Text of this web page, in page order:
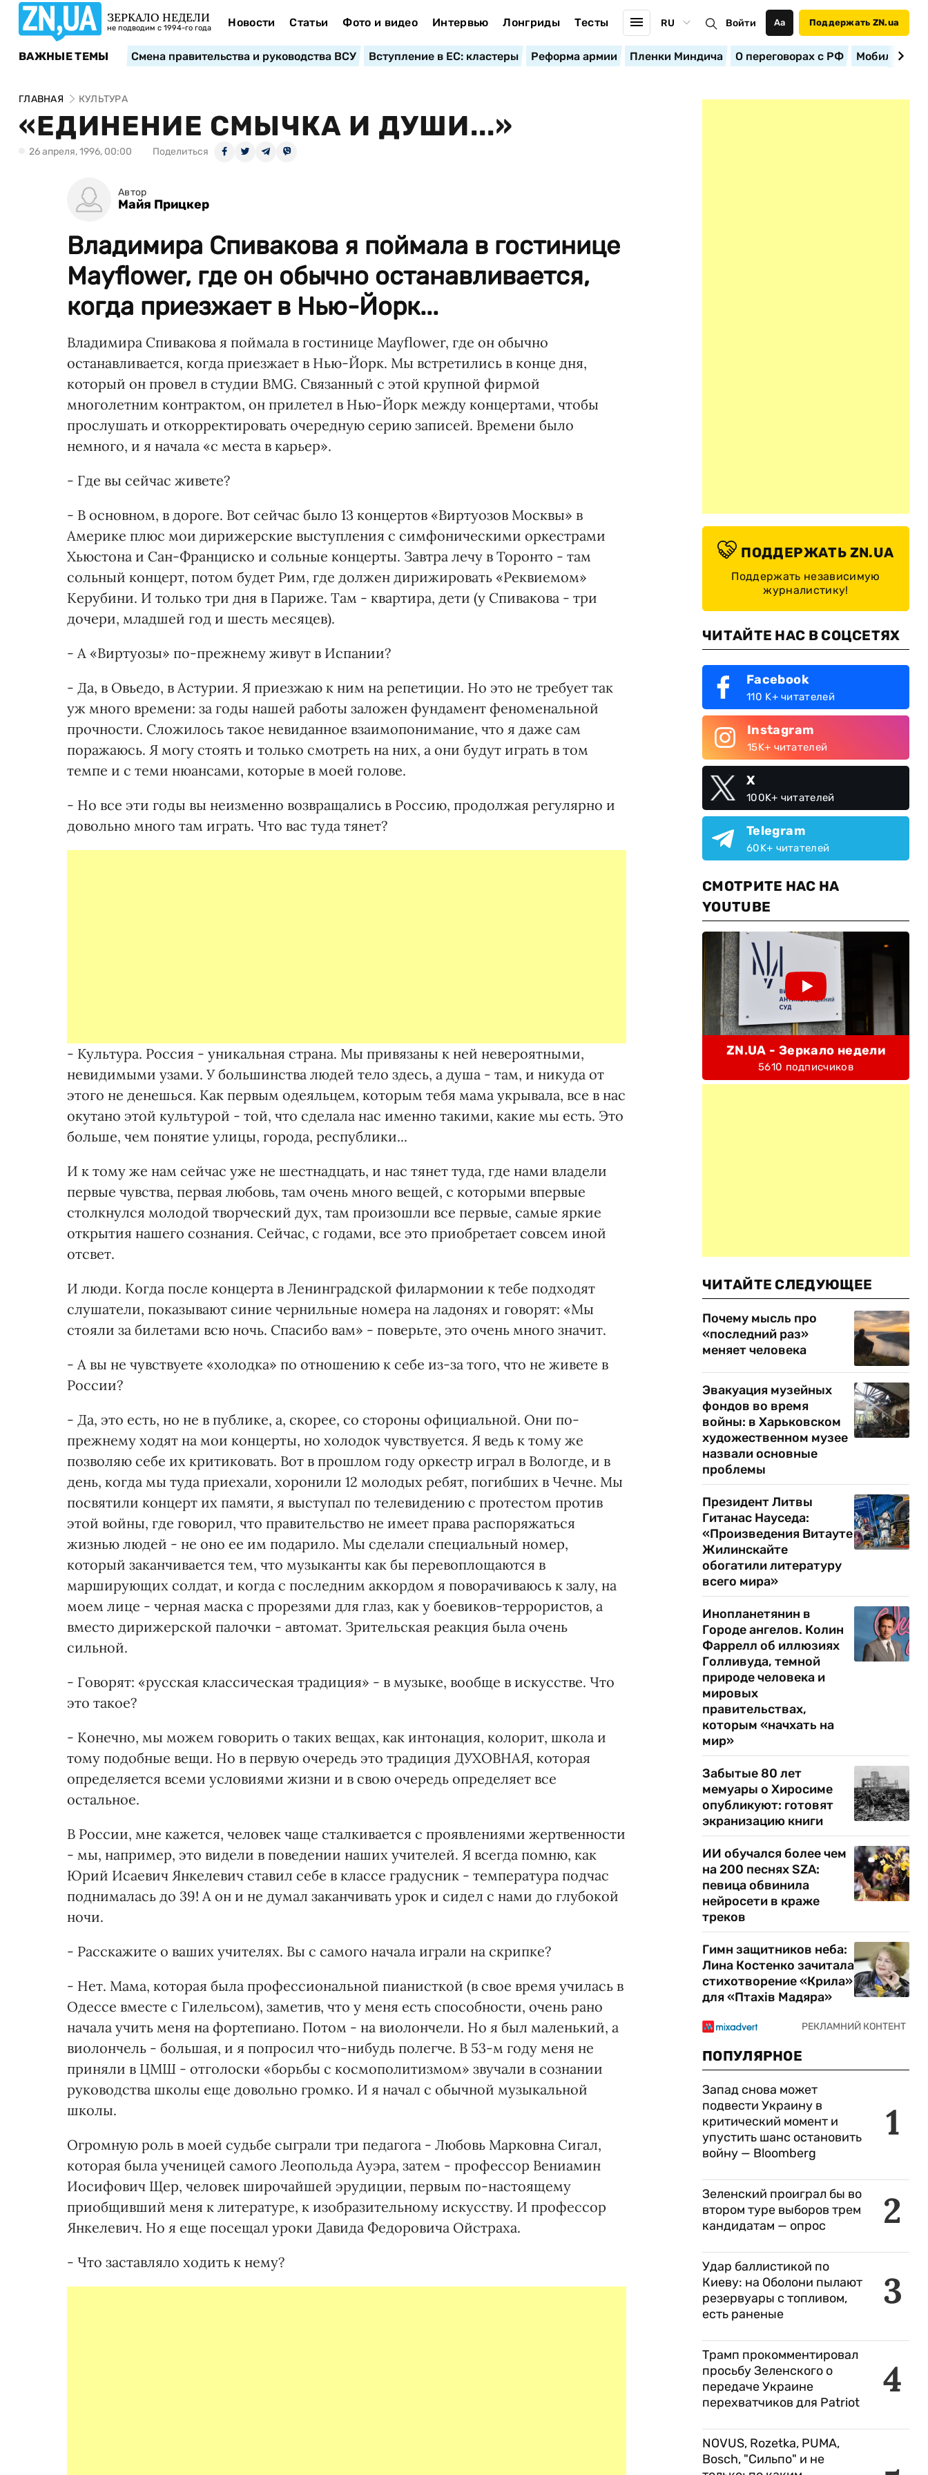
ЗЕРКАЛО НЕДЕЛИ
не подводим с 1994-го года Новости Статьи Фото и видео Интервью Лонгриды Тесты RU Войти Аа Поддержать ZN.ua
ВАЖНЫЕ ТЕМЫ Смена правительства и руководства ВСУ Вступление в ЕС: кластеры Реформа армии Пленки Миндича О переговорах с РФ
ГЛАВНАЯ КУЛЬТУРА
«ЕДИНЕНИЕ СМЫЧКА И ДУШИ...»
26 апреля, 1996, 00:00 Поделиться
Автор
Майя Прицкер
Владимира Спивакова я поймала в гостинице
Mayflower, где он обычно останавливается,
когда приезжает в Нью-Йорк...
Владимира Спивакова я поймала в гостинице Mayflower, где он обычно
останавливается, когда приезжает в Нью-Йорк. Мы встретились в конце дня,
который он провел в студии BMG. Связанный с этой крупной фирмой
многолетним контрактом, он прилетел в Нью-Йорк между концертами, чтобы
прослушать и откорректировать очередную серию записей. Времени было
немного, и я начала «с места в карьер».
- Где вы сейчас живете?
- В основном, в дороге. Вот сейчас было 13 концертов «Виртуозов Москвы» в
Америке плюс мои дирижерские выступления с симфоническими оркестрами
Хьюстона и Сан-Франциско и сольные концерты. Завтра лечу в Торонто - там
сольный концерт, потом будет Рим, где должен дирижировать «Реквиемом»
Керубини. И только три дня в Париже. Там - квартира, дети (у Спивакова - три
дочери, младшей год и шесть месяцев).
- А «Виртуозы» по-прежнему живут в Испании?
- Да, в Овьедо, в Астурии. Я приезжаю к ним на репетиции. Но это не требует так
уж много времени: за годы нашей работы заложен фундамент феноменальной
прочности. Сложилось такое невиданное взаимопонимание, что я даже сам
поражаюсь. Я могу стоять и только смотреть на них, а они будут играть в том
темпе и с теми нюансами, которые в моей голове.
- Но все эти годы вы неизменно возвращались в Россию, продолжая регулярно и
довольно много там играть. Что вас туда тянет?
- Культура. Россия - уникальная страна. Мы привязаны к ней невероятными,
невидимыми узами. У большинства людей тело здесь, а душа - там, и никуда от
этого не денешься. Как первым одеяльцем, которым тебя мама укрывала, все в нас
окутано этой культурой - той, что сделала нас именно такими, какие мы есть. Это
больше, чем понятие улицы, города, республики...
И к тому же нам сейчас уже не шестнадцать, и нас тянет туда, где нами владели
первые чувства, первая любовь, там очень много вещей, с которыми впервые
столкнулся молодой творческий дух, там произошли все первые, самые яркие
открытия нашего сознания. Сейчас, с годами, все это приобретает совсем иной
отсвет.
И люди. Когда после концерта в Ленинградской филармонии к тебе подходят
слушатели, показывают синие чернильные номера на ладонях и говорят: «Мы
стояли за билетами всю ночь. Спасибо вам» - поверьте, это очень много значит.
- А вы не чувствуете «холодка» по отношению к себе из-за того, что не живете в
России?
- Да, это есть, но не в публике, а, скорее, со стороны официальной. Они по-
прежнему ходят на мои концерты, но холодок чувствуется. Я ведь к тому же
позволяю себе их критиковать. Вот в прошлом году оркестр играл в Вологде, и в
день, когда мы туда приехали, хоронили 12 молодых ребят, погибших в Чечне. Мы
посвятили концерт их памяти, я выступал по телевидению с протестом против
этой войны, где говорил, что правительство не имеет права распоряжаться
жизнью людей - не оно ее им подарило. Мы сделали специальный номер,
который заканчивается тем, что музыканты как бы перевоплощаются в
марширующих солдат, и когда с последним аккордом я поворачиваюсь к залу, на
моем лице - черная маска с прорезями для глаз, как у боевиков-террористов, а
вместо дирижерской палочки - автомат. Зрительская реакция была очень
сильной.
- Говорят: «русская классическая традиция» - в музыке, вообще в искусстве. Что
это такое?
- Конечно, мы можем говорить о таких вещах, как интонация, колорит, школа и
тому подобные вещи. Но в первую очередь это традиция ДУХОВНАЯ, которая
определяется всеми условиями жизни и в свою очередь определяет все
остальное.
В России, мне кажется, человек чаще сталкивается с проявлениями жертвенности
- мы, например, это видели в поведении наших учителей. Я всегда помню, как
Юрий Исаевич Янкелевич ставил себе в классе градусник - температура подчас
поднималась до 39! А он и не думал заканчивать урок и сидел с нами до глубокой
ночи.
- Расскажите о ваших учителях. Вы с самого начала играли на скрипке?
- Нет. Мама, которая была профессиональной пианисткой (в свое время училась в
Одессе вместе с Гилельсом), заметив, что у меня есть способности, очень рано
начала учить меня на фортепиано. Потом - на виолончели. Но я был маленький, а
виолончель - большая, и я попросил что-нибудь полегче. В 53-м году меня не
приняли в ЦМШ - отголоски «борьбы с космополитизмом» звучали в сознании
руководства школы еще довольно громко. И я начал с обычной музыкальной
школы.
Огромную роль в моей судьбе сыграли три педагога - Любовь Марковна Сигал,
которая была ученицей самого Леопольда Ауэра, затем - профессор Вениамин
Иосифович Щер, человек широчайшей эрудиции, первым по-настоящему
приобщивший меня к литературе, к изобразительному искусству. И профессор
Янкелевич. Но я еще посещал уроки Давида Федоровича Ойстраха.
- Что заставляло ходить к нему?
ПОДДЕРЖАТЬ ZN.UA
Поддержать независимую
журналистику!
ЧИТАЙТЕ НАС В СОЦСЕТЯХ
Facebook
110 K+ читателей
Instagram
15K+ читателей
X
100K+ читателей
Telegram
60K+ читателей
СМОТРИТЕ НАС НА
YOUTUBE
ZN.UA - Зеркало недели
5610 подписчиков
ЧИТАЙТЕ СЛЕДУЮЩЕЕ
Почему мысль про
«последний раз»
меняет человека
Эвакуация музейных
фондов во время
войны: в Харьковском
художественном музее
назвали основные
проблемы
Президент Литвы
Гитанас Науседа:
«Произведения Витауте
Жилинскайте
обогатили литературу
всего мира»
Инопланетянин в
Городе ангелов. Колин
Фаррелл об иллюзиях
Голливуда, темной
природе человека и
мировых
правительствах,
которым «начхать на
мир»
Забытые 80 лет
мемуары о Хиросиме
опубликуют: готовят
экранизацию книги
ИИ обучался более чем
на 200 песнях SZA:
певица обвинила
нейросети в краже
треков
Гимн защитников неба:
Лина Костенко зачитала
стихотворение «Крила»
для «Птахів Мадяра»
ПОПУЛЯРНОЕ
1
Запад снова может
подвести Украину в
критический момент и
упустить шанс остановить
войну — Bloomberg
2
Зеленский проиграл бы во
втором туре выборов трем
кандидатам — опрос
3
Удар баллистикой по
Киеву: на Оболони пылают
резервуары с топливом,
есть раненые
4
Трамп прокомментировал
просьбу Зеленского о
передаче Украине
перехватчиков для Patriot
NOVUS, Rozetka, PUMA,
Bosch, "Сильпо" и не